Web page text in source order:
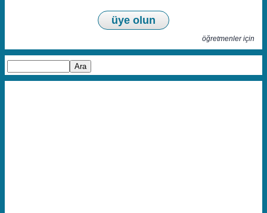
üye olun
öğretmenler için